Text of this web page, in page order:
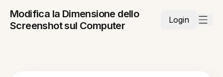
Modifica la Dimensione dello
Screenshot sul Computer
Login